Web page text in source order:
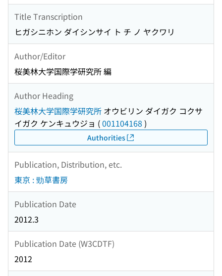
Title Transcription
ヒガシニホン ダイシンサイ ト チ ノ ヤクワリ
Author/Editor
桜美林大学国際学研究所 編
Author Heading
桜美林大学国際学研究所 オウビリン ダイガク コクサ
イガク ケンキュウジョ (001104168 )
Authorities
Publication, Distribution, etc.
東京 : 勁草書房
Publication Date
2012.3
Publication Date (W3CDTF)
2012